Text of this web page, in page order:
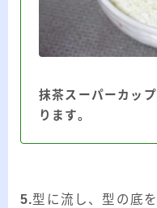
抹茶スーパーカッ
ります。
5.型に流し、型の底